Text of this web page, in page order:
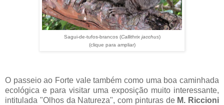
Sagui-de-tufos-brancos (Callithrix jacchus)
(clique para ampliar)
O passeio ao Forte vale também como uma boa caminhada
ecológica e para visitar uma exposição muito interessante,
intitulada "Olhos da Natureza", com pinturas de M. Riccioni